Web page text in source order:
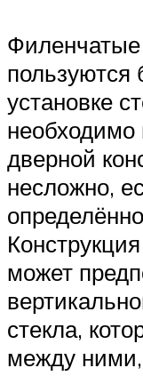
Филенчатые
установке
необходимо
дверной
несложно,
может
стекла,
между ними,